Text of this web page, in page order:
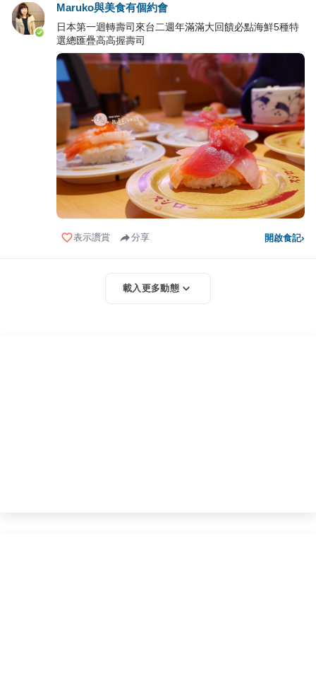
Maruko與美食有個約會
日本第一迴轉壽司來台二週年滿滿大回饋必點海鮮5種特
選總匯疊高高握壽司
表示讚賞 分享 開啟食記›
載入更多動態